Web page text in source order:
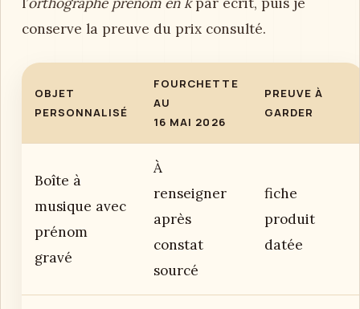
conserve la preuve du prix consulté.
OBJET
PERSONNALISÉ
FOURCHETTE
AU
16 MAI 2026
PREUVE À
GARDER
Boîte à
musique avec
prénom
gravé
À
renseigner
après
constat
sourcé
fiche
produit
datée